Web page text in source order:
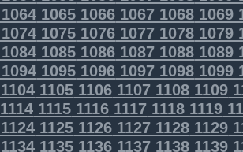
1064 1065 1066 1067 1068 1069
1074 1075 1076 1077 1078 1079
1084 1085 1086 1087 1088 1089
1094 1095 1096 1097 1098 1099
1104 1105 1106 1107 1108 1109
1114 1115 1116 1117 1118 1119
1124 1125 1126 1127 1128 1129
1134 1135 1136 1137 1138 1139